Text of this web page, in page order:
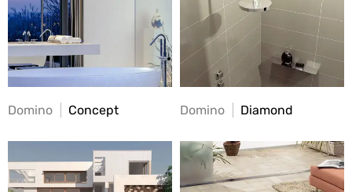
Domino Concept Domino Diamond